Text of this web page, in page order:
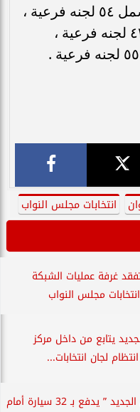
الأولى منها بمركز أسوان تشمل ٥٤ لجنه فرعية ،
والدائرة الثالثه بنصر النوبة ٤٣ لجنه فرعية ،
انتخابات مجلس النواب
غرفة عمليات الشبكة
مجلس النواب
يتابع من داخل مركز
لجان انتخابات...
” إسعاف الوادي الجديد ” يدفع بـ 32 سيارة أمام